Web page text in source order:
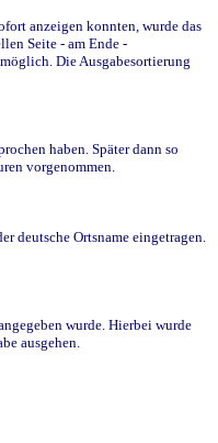
anzeigen konnten, wurde das
Seite - am Ende -
Die Ausgabesortierung
haben. Später dann so
vorgenommen.
deutsche Ortsname eingetragen.
wurde. Hierbei wurde
ausgehen.